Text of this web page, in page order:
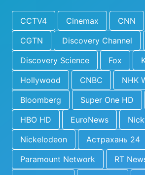
CCTV4 Cinemax CNN
CGTN
Discovery Channel
Discovery Science
Fox
Hollywood
CNBC NHK
Bloomberg
Super One HD
HBO HD
EuroNews
Nickelodeon
Астрахань 24
Paramount Network
RT